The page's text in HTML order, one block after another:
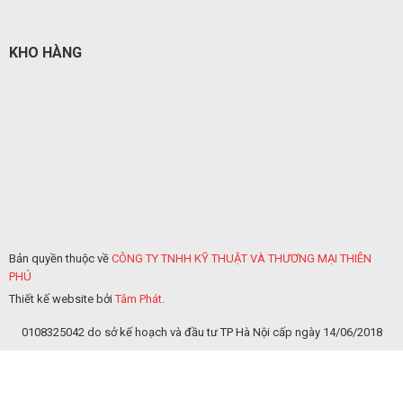
KHO HÀNG
Bản quyền thuộc về CÔNG TY TNHH KỸ THUẬT VÀ THƯƠNG MẠI THIÊN
PHÚ
Thiết kế website bởiTâm Phát.
0108325042 do sở kế hoạch và đầu tư TP Hà Nội cấp ngày 14/06/2018